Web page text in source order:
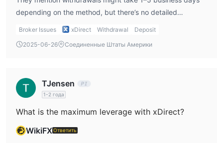
Плюсы и минусы
xDirect предлагает широкий спектр торговых инструментов
по различным классам активов, предоставляя трейдерам
xStation учитывает различные предпочтения трейдеров.
Однако существуют значительные опасения относительно
отсутствует действительное регулирование со стороны
признанных финансовых органов. Подозрительный
depending on the method, but there’s no detailed
breakdown. I’d personally test with a small withdrawal first
Broker Issues xDirect Withdrawal
Deposit
2025-06-26
Соединенные Штаты Америки
TJensen
1-2 года
What is the maximum leverage with xDirect?
WikiFXОтветить